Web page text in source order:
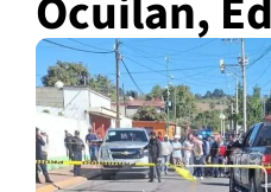
Ocuilan,